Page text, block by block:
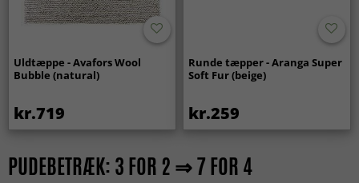
Uldtæppe - Avafors Wool
Bubble (natural)
kr.719
Runde tæpper - Aranga Super
Soft Fur (beige)
kr.259
PUDEBETRÆK: 3 FOR 2 ⇒ 7 FOR 4